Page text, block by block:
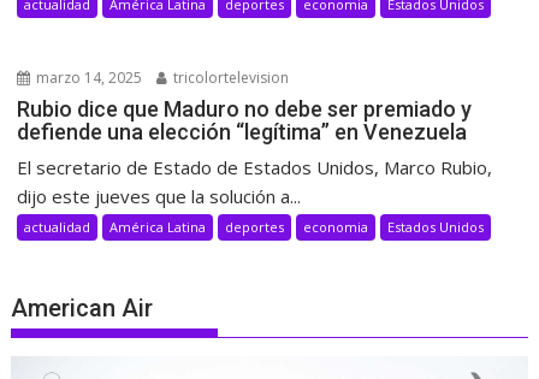
actualidad América Latina deportes economia Estados Unidos
marzo 14, 2025 tricolortelevision
Rubio dice que Maduro no debe ser premiado y
defiende una elección “legítima” en Venezuela
El secretario de Estado de Estados Unidos, Marco Rubio,
dijo este jueves que la solución a...
actualidad América Latina deportes economia Estados Unidos
American Air